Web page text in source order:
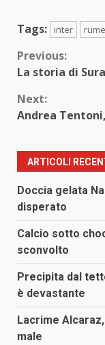
Tags: inter
Continue
Previous:
La storia di
Next:
Andrea
ARTICOLI
Doccia gelata
disperato
Calcio sotto
sconvolto
Precipita dal
è devastante
Lacrime
male